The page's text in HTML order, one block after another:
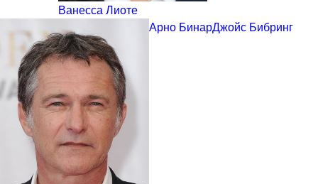
Ванесса Лиоте
Арно БинарДжойс Бибринг